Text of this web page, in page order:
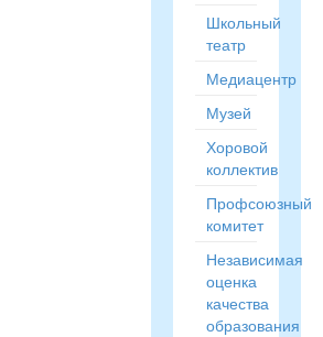
Школьный
театр
Медиацентр
Музей
Хоровой
коллектив
Профсоюзный
комитет
Независимая
оценка
качества
образования